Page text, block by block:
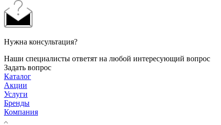
Нужна консультация?
Наши специалисты ответят на любой интересующий вопрос
Задать вопрос
Каталог
Акции
Услуги
Бренды
Компания